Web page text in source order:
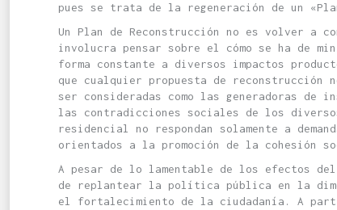
pues se trata de la regeneración de un
Un Plan de Reconstrucción no es volver a
involucra pensar sobre el cómo se ha de
forma constante a diversos impactos
que cualquier propuesta de reconstrucción
ser consideradas como las generadoras
las contradicciones sociales de los
residencial no respondan solamente a
orientados a la promoción de la cohesión
A pesar de lo lamentable de los efectos del
de replantear la política pública en la
el fortalecimiento de la ciudadanía. A